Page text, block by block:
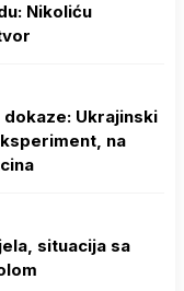
Nikoliću
Ukrajinski
na
situacija sa